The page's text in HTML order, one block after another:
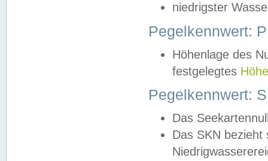
niedrigster
Pegelkennwert:
Höhenlage des
festgelegtes
Pegelkennwert:
Das
Das SKN